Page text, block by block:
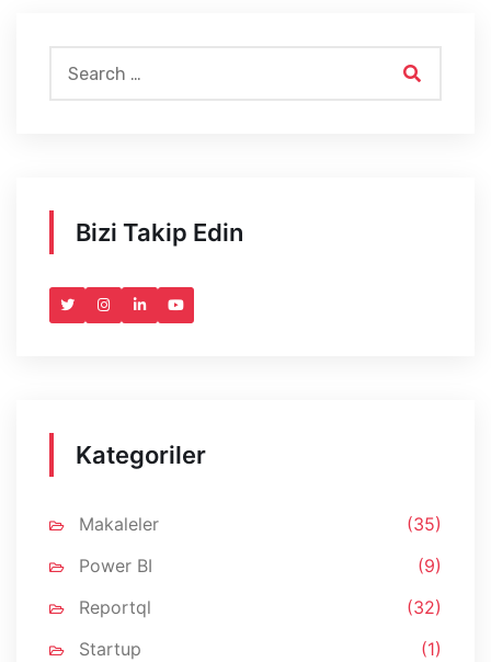
Bizi Takip Edin
Kategoriler
Makaleler
(35)
Power BI
(9)
Reportql
(32)
Startup
(1)